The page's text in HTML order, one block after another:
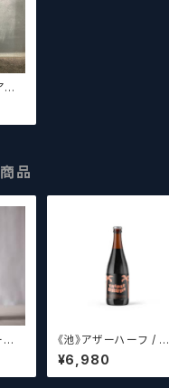
ド
品
《池》アザーハーフ / Ot
her Half Brewing Tri
ple Drupe【クラフトビ
ールシザーズ】
¥6,980